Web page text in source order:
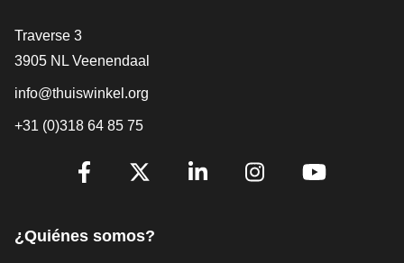
[_General:Contact]
Traverse 3
3905 NL Veenendaal
info@thuiswinkel.org
+31 (0)318 64 85 75
[_General:SocialMediaTitle]
¿Quiénes somos?